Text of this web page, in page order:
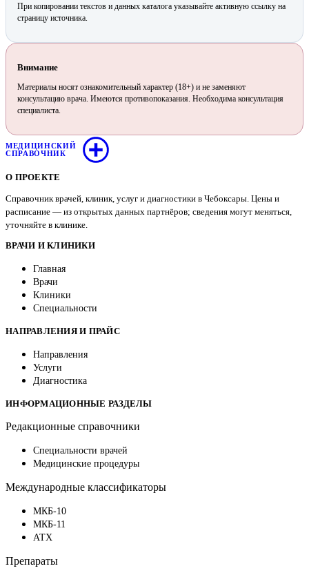
При копировании текстов и данных каталога указывайте активную ссылку на
страницу источника.
Внимание
Материалы носят ознакомительный характер (18+) и не заменяют
консультацию врача. Имеются противопоказания. Необходима консультация
специалиста.
МЕДИЦИНСКИЙ
СПРАВОЧНИК
О ПРОЕКТЕ
Справочник врачей, клиник, услуг и диагностики в Чебоксары. Цены и
расписание — из открытых данных партнёров; сведения могут меняться,
уточняйте в клинике.
ВРАЧИ И КЛИНИКИ
Главная
Врачи
Клиники
Специальности
НАПРАВЛЕНИЯ И ПРАЙС
Направления
Услуги
Диагностика
ИНФОРМАЦИОННЫЕ РАЗДЕЛЫ
Редакционные справочники
Специальности врачей
Медицинские процедуры
Международные классификаторы
МКБ-10
МКБ-11
АТХ
Препараты